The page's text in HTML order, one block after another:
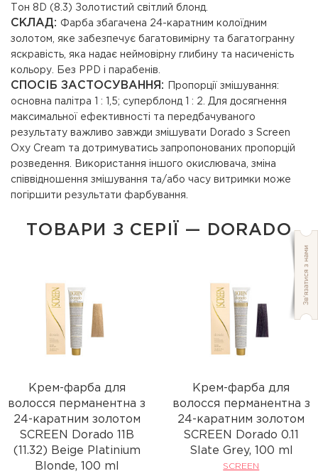
Тон 8D (8.3) Золотистий світлий блонд.
СКЛАД: Фарба збагачена 24-каратним колоїдним
золотом, яке забезпечує багатовимірну та багатогранну
яскравість, яка надає неймовірну глибину та насиченість
кольору. Без PPD і парабенів.
СПОСІБ ЗАСТОСУВАННЯ:
Пропорції змішування:
основна палітра 1 : 1,5; суперблонд 1 : 2. Для досягнення
максимальної ефективності та передбачуваного
результату важливо завжди змішувати Dorado з Screen
Oxy Cream та дотримуватись запропонованих пропорцій
розведення. Використання іншого окислювача, зміна
співвідношення змішування та/або часу витримки може
погіршити результати фарбування.
ТОВАРИ З СЕРІЇ — DORADO
Крем-фарба для
волосся перманентна з
24-каратним золотом
SCREEN Dorado 11B
(11.32) Beige Platinium
Вlonde, 100 ml
Крем-фарба для
волосся перманентна з
24-каратним золотом
SCREEN Dorado 0.11
Slate Grey, 100 ml
SCREEN